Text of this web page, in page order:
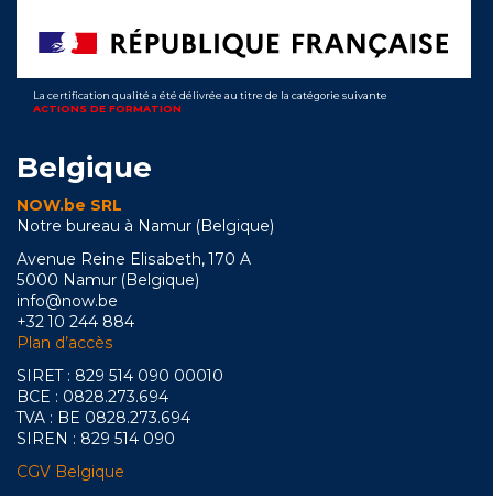
La certification qualité a été délivrée au titre de la catégorie suivante
ACTIONS DE FORMATION
Belgique
NOW.be SRL
Notre bureau à Namur (Belgique)
Avenue Reine Elisabeth, 170 A
5000 Namur (Belgique)
info@now.be
+32 10 244 884
Plan d’accès
SIRET : 829 514 090 00010
BCE : 0828.273.694
TVA : BE 0828.273.694
SIREN : 829 514 090
CGV Belgique